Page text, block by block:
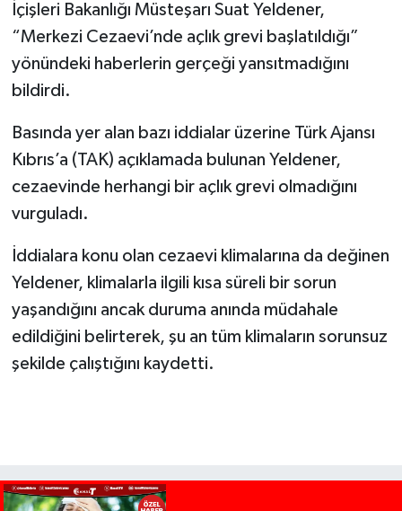
İçişleri Bakanlığı Müsteşarı Suat Yeldener,
“Merkezi Cezaevi’nde açlık grevi başlatıldığı”
yönündeki haberlerin gerçeği yansıtmadığını
bildirdi.
Basında yer alan bazı iddialar üzerine Türk Ajansı
Kıbrıs’a (TAK) açıklamada bulunan Yeldener,
cezaevinde herhangi bir açlık grevi olmadığını
vurguladı.
İddialara konu olan cezaevi klimalarına da değinen
Yeldener, klimalarla ilgili kısa süreli bir sorun
yaşandığını ancak duruma anında müdahale
edildiğini belirterek, şu an tüm klimaların sorunsuz
şekilde çalıştığını kaydetti.